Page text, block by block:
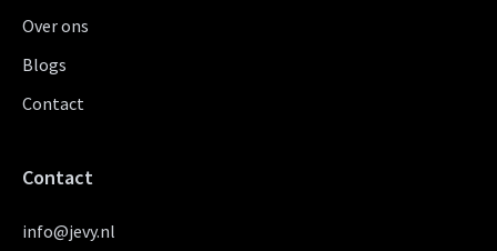
Over ons
Blogs
Contact
Contact
info@jevy.nl